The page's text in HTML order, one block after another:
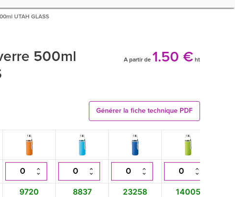
UTAH GLASS
500ml
A partir de 1.50 € ht
Générer la fiche technique PDF
9720 8837 23258 14005